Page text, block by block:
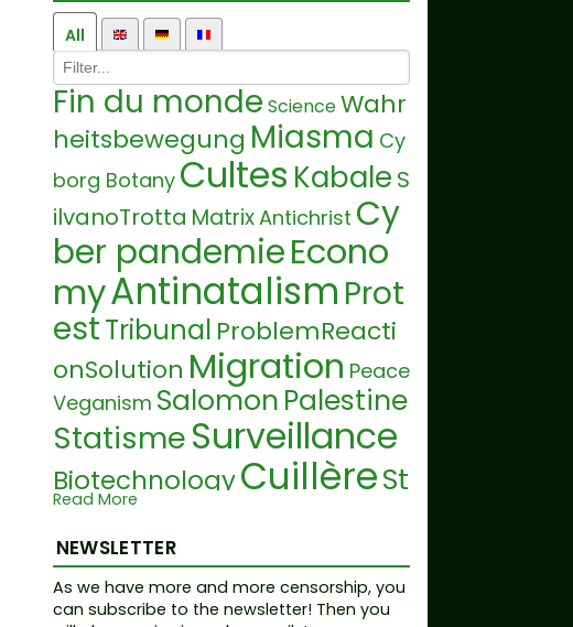
All
Fin du monde ScienceWahr
heitsbewegung Miasma Cy
borg Botany Cultes Kabale S
ilvanoTrotta MatrixAntichrist Cy
ber pandemieEcono
myAntinatalism Prot
estTribunal ProblemReacti
onSolution Migration Peace
Veganism Salomon Palestine
StatismeSurveillance
BiotechnologyCuillèreSt
ruth MovementKumar
éVéritéRéalité virtuelleDi
Read More
NEWSLETTER
As we have more and more censorship, you
can subscribe to the newsletter! Then you